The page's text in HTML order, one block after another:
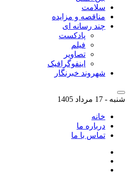
سلامت
مناقصه و مزایده
چند رسانه ای
پادکست
فیلم
تصاویر
اینفوگرافیک
شهروند خبرنگار
شنبه - 17 مرداد 1405
خانه
درباره ما
تماس با ما